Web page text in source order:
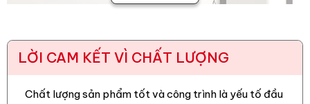
LỜI CAM KẾT VÌ CHẤT LƯỢNG
Chất lượng sản phẩm tốt và công trình là yếu tố đầu